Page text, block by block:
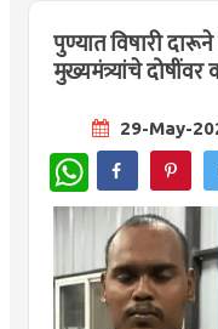
पुण्यात विषारी
मुख्यमंत्र्यांचे
29-May-
WhatsApp